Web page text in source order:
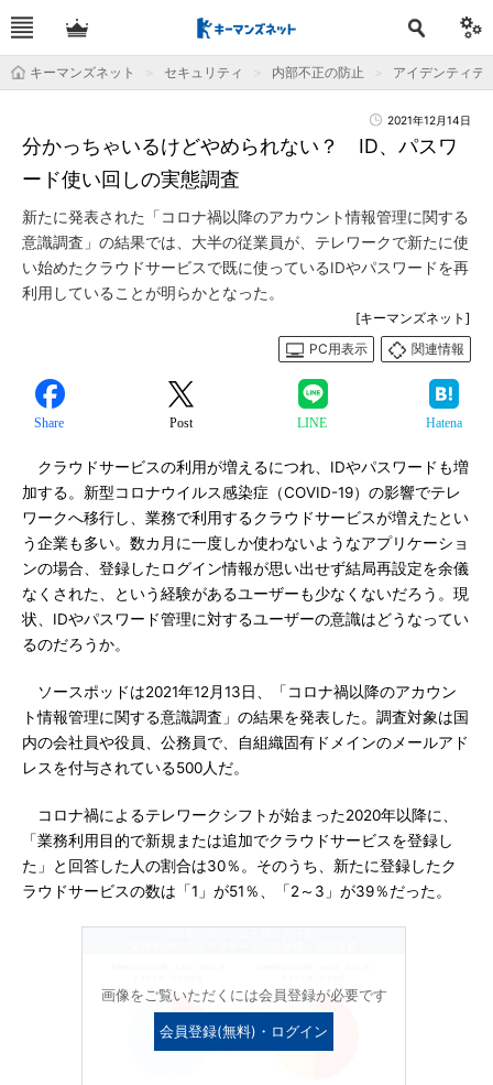
キーマンズネット セキュリティ 内部不正の防止 アイデンティテ
2021年12月14日
分かっちゃいるけどやめられない？ ID、パスワ
ード使い回しの実態調査
新たに発表された「コロナ禍以降のアカウント情報管理に関する
意識調査」の結果では、大半の従業員が、テレワークで新たに使
い始めたクラウドサービスで既に使っているIDやパスワードを再
利用していることが明らかとなった。
[キーマンズネット]
PC用表示
関連情報
Share Post LINE Hatena
クラウドサービスの利用が増えるにつれ、IDやパスワードも増
加する。新型コロナウイルス感染症（COVID-19）の影響でテレ
ワークへ移行し、業務で利用するクラウドサービスが増えたとい
う企業も多い。数カ月に一度しか使わないようなアプリケーショ
ンの場合、登録したログイン情報が思い出せず結局再設定を余儀
なくされた、という経験があるユーザーも少なくないだろう。現
状、IDやパスワード管理に対するユーザーの意識はどうなってい
るのだろうか。
ソースポッドは2021年12月13日、「コロナ禍以降のアカウン
ト情報管理に関する意識調査」の結果を発表した。調査対象は国
内の会社員や役員、公務員で、自組織固有ドメインのメールアド
レスを付与されている500人だ。
コロナ禍によるテレワークシフトが始まった2020年以降に、
「業務利用目的で新規または追加でクラウドサービスを登録し
た」と回答した人の割合は30％。そのうち、新たに登録したク
ラウドサービスの数は「1」が51％、「2～3」が39％だった。
画像をご覧いただくには会員登録が必要です
会員登録(無料)・ログイン